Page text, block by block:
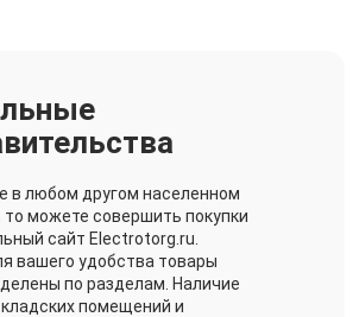
в любом другом населенном
то можете совершить покупки
сайт Electrotorg.ru.
вашего удобства товары
по разделам. Наличие
помещений и